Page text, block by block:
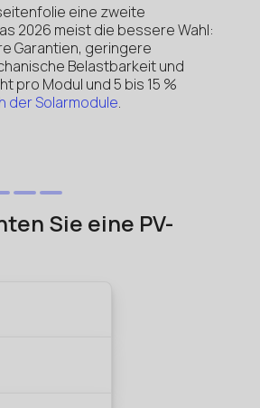
eine zweite
2026 meist die bessere Wahl:
Garantien, geringere
Belastbarkeit und
pro Modul und 5 bis 15 %
der Solarmodule.